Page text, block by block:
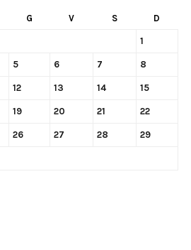
G V S D
1
5 6 7 8
12 13 14 15
19 20 21 22
26 27 28 29